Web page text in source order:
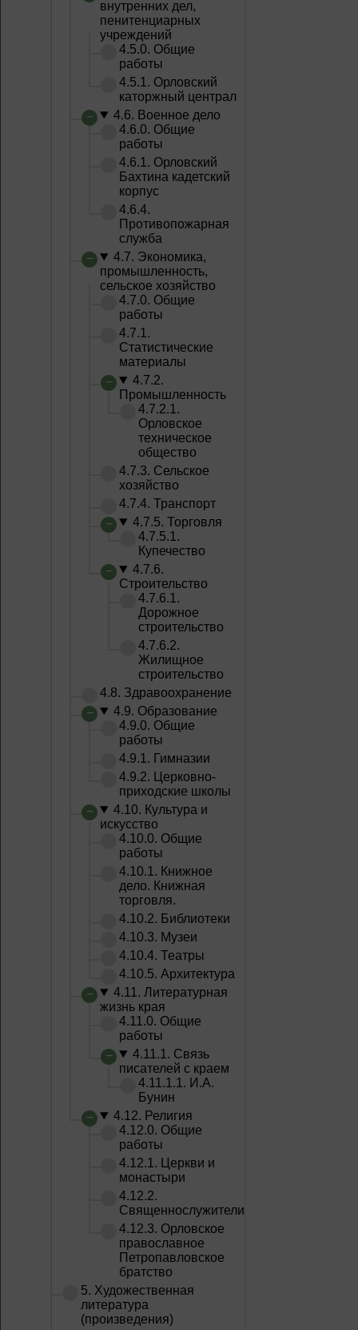
внутренних дел,
пенитенциарных
учреждений
4.5.0. Общие
работы
4.5.1. Орловский
каторжный централ
4.6. Военное дело
4.6.0. Общие
работы
4.6.1. Орловский
Бахтина кадетский
корпус
4.6.4.
Противопожарная
служба
4.7. Экономика,
промышленность,
сельское хозяйство
4.7.0. Общие
работы
4.7.1.
Статистические
материалы
4.7.2.
Промышленность
4.7.2.1.
Орловское
техническое
общество
4.7.3. Сельское
хозяйство
4.7.4. Транспорт
4.7.5. Торговля
4.7.5.1.
Купечество
4.7.6.
Строительство
4.7.6.1.
Дорожное
строительство
4.7.6.2.
Жилищное
строительство
4.8. Здравоохранение
4.9. Образование
4.9.0. Общие
работы
4.9.1. Гимназии
4.9.2. Церковно-
приходские школы
4.10. Культура и
искусство
4.10.0. Общие
работы
4.10.1. Книжное
дело. Книжная
торговля.
4.10.2. Библиотеки
4.10.3. Музеи
4.10.4. Театры
4.10.5. Архитектура
4.11. Литературная
жизнь края
4.11.0. Общие
работы
4.11.1. Связь
писателей с краем
4.11.1.1. И.А.
Бунин
4.12. Религия
4.12.0. Общие
работы
4.12.1. Церкви и
монастыри
4.12.2.
Священнослужители
4.12.3. Орловское
православное
Петропавловское
братство
5. Художественная
литература
(произведения)